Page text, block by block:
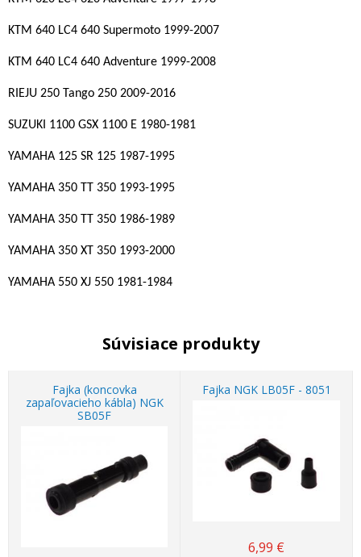
KTM 640 LC4 640 Supermoto 1999-2007
KTM 640 LC4 640 Adventure 1999-2008
RIEJU 250 Tango 250 2009-2016
SUZUKI 1100 GSX 1100 E 1980-1981
YAMAHA 125 SR 125 1987-1995
YAMAHA 350 TT 350 1993-1995
YAMAHA 350 TT 350 1986-1989
YAMAHA 350 XT 350 1993-2000
YAMAHA 550 XJ 550 1981-1984
Súvisiace produkty
Fajka (koncovka
zapaľovacieho kábla) NGK
SB05F
Fajka NGK LB05F - 8051
6,99 €